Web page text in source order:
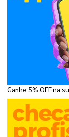
Ganhe 5% OFF na